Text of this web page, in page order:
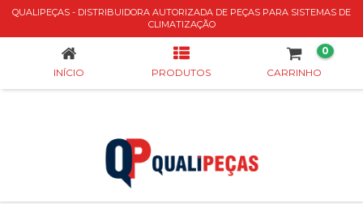
QUALIPEÇAS - DISTRIBUIDORA AUTORIZADA DE PEÇAS PARA SISTEMAS DE
CLIMATIZAÇÃO
MOTOR
INÍCIO PRODUTOS CARRINHO
0